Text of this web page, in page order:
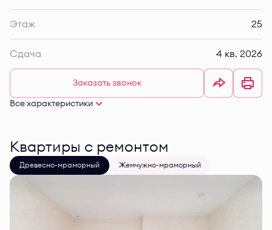
Этаж 25
Сдача 4 кв. 2026
Заказать звонок
Все характеристики
Квартиры с ремонтом
Древесно-мраморный Жемчужно-мраморный